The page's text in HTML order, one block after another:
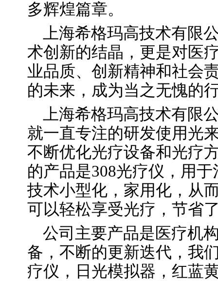
多辉煌篇章。
上海希格玛高技术有限
术创新的结晶，更是对医
业品质、创新精神和社会
的未来，成为当之无愧的
上海希格玛高技术有限
就一直专注的研发使用光
不断优化光疗设备和光疗
的产品是308光疗仪，用
技术小型化，家用化，从
可以轻松享受光疗，节省
公司主要产品是医疗机
备，不断的更新迭代，我
疗仪，日光模拟器，红蓝